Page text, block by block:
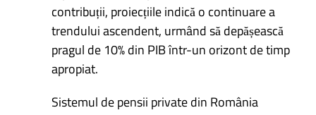
contribuții, proiecțiile indică o continuare a
trendului ascendent, urmând să depășească
pragul de 10% din PIB într-un orizont de timp
apropiat.
Sistemul de pensii private din România